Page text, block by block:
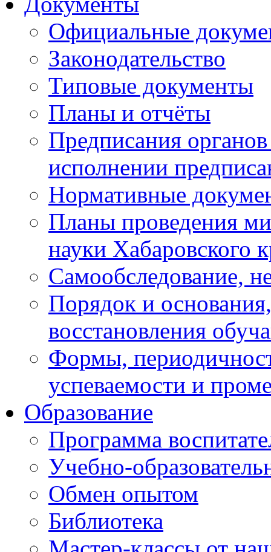
Официальные
Законодательство
Типовые документы
Планы и отчёты
Предписания
исполнении
Нормативные
Планы проведения
науки Хабаровского
Самообследование,
Порядок и
восстановления
Формы,
успеваемости и
Образование
Программа
Учебно-
Обмен опытом
Библиотека